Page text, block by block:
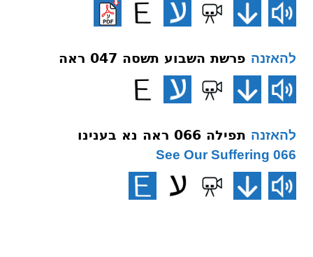
להאזנה פרשת השבוע תשסה 047 ראה
להאזנה תפילה 066 ראה נא בענינו
066 See Our Suffering